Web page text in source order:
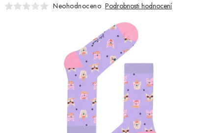
Jak nakupovat
Obchodní podmínky
Neohodnoceno Podrobnosti hodnocení